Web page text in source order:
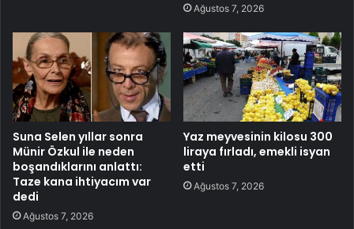
Ağustos 7, 2026
Suna Selen yıllar sonra
Münir Özkul ile neden
boşandıklarını anlattı:
Taze kana ihtiyacım var
dedi
Ağustos 7, 2026
Yaz meyvesinin kilosu 300
liraya fırladı, emekli isyan
etti
Ağustos 7, 2026